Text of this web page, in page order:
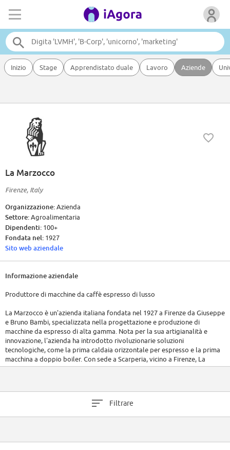
Inizio Stage Apprendistato duale Lavoro Aziende
La Marzocco
Firenze, Italy
Organizzazione:Azienda
Settore:Agroalimentaria
Dipendenti: 100+
Fondata nel: 1927
Sito web aziendale
Informazione aziendale
Produttore di macchine da caffè espresso di lusso
La Marzocco è un'azienda italiana fondata nel 1927 a Firenze da Giuseppe
e Bruno Bambi, specializzata nella progettazione e produzione di
macchine da espresso di alta gamma. Nota per la sua artigianalità e
innovazione, l'azienda ha introdotto rivoluzionarie soluzioni
tecnologiche, come la prima caldaia orizzontale per espresso e la prima
macchina a doppio boiler. Con sede a Scarperia, vicino a Firenze, La
Marzocco opera con filiali in tutto il mondo, inclusi Stati Uniti, Regno
comunità del caffè, con una forza lavoro distribuita in più continenti.
Filtrare